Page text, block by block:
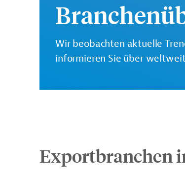
Wir beobachten aktuelle
informieren Sie über
Exportbranchen